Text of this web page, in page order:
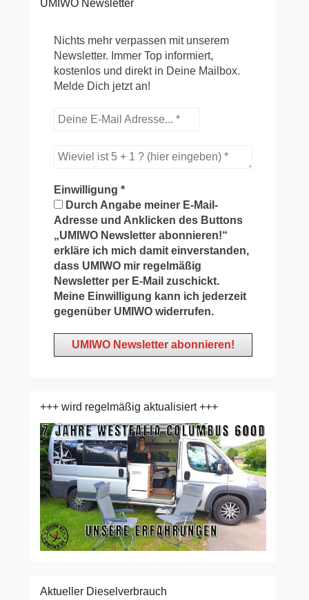
UMIWO Newsletter
Nichts mehr verpassen mit unserem
Newsletter. Immer Top informiert,
kostenlos und direkt in Deine Mailbox.
Melde Dich jetzt an!
Einwilligung*
Durch Angabe meiner E-Mail-
Adresse und Anklicken des Buttons
„UMIWO Newsletter abonnieren!“
erkläre ich mich damit einverstanden,
dass UMIWO mir regelmäßig
Newsletter per E-Mail zuschickt.
Meine Einwilligung kann ich jederzeit
gegenüber UMIWO widerrufen.
+++ wird regelmäßig aktualisiert +++
Aktueller Dieselverbrauch